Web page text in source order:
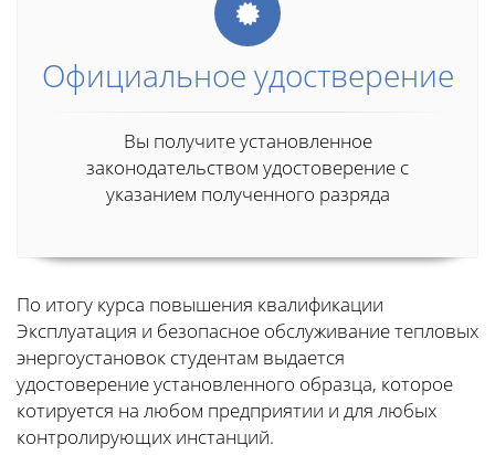
Официальное удостверение
Вы получите установленное
законодательством удостоверение с
указанием полученного разряда
По итогу курса повышения квалификации
Эксплуатация и безопасное обслуживание тепловых
энергоустановок студентам выдается
удостоверение установленного образца, которое
котируется на любом предприятии и для любых
контролирующих инстанций.